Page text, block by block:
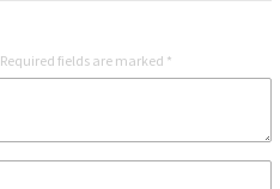
Required fields are marked *